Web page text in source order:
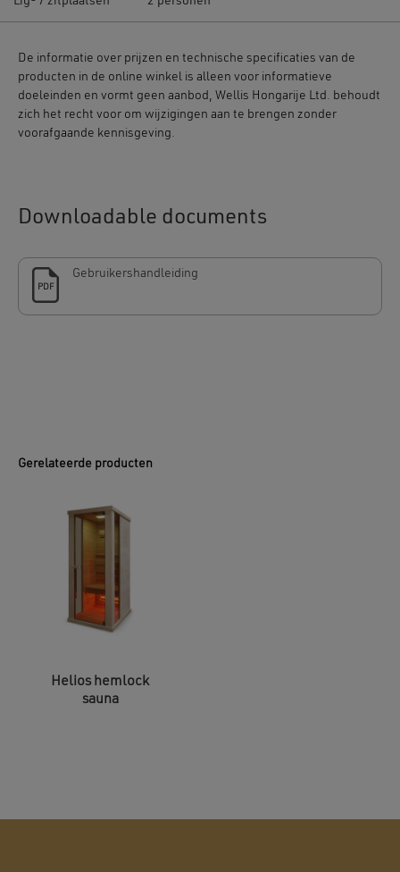
De informatie over prijzen en technische specificaties van de
producten in de online winkel is alleen voor informatieve
doeleinden en vormt geen aanbod, Wellis Hongarije Ltd. behoudt
zich het recht voor om wijzigingen aan te brengen zonder
voorafgaande kennisgeving.
Downloadable documents
PDF
Gebruikershandleiding
Gerelateerde producten
Helios hemlock
sauna